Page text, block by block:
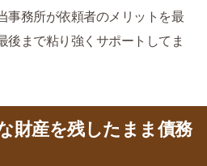
事務所が依頼者のメリットを最
後まで粘り強くサポートしてま
財産を残したまま債務